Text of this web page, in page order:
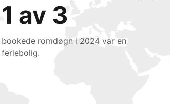
1 av 3
bookede romdøgn i 2024 var en
feriebolig.